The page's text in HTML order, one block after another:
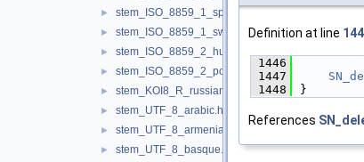
► stem_ISO_8859_1_spanish.h
► stem_ISO_8859_1_swedish.h
► stem_ISO_8859_2_hungarian.h
► stem_ISO_8859_2_polish.h
► stem_KOI8_R_russian.h
► stem_UTF_8_arabic.h
► stem_UTF_8_armenian.h
► stem_UTF_8_basque.h
Definition at line
1446
1447
1448
}
References